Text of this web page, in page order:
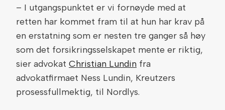
– I utgangspunktet er vi fornøyde med at
retten har kommet fram til at hun har krav på
en erstatning som er nesten tre ganger så høy
som det forsikringsselskapet mente er riktig,
sier advokat Christian Lundin fra
advokatfirmaet Ness Lundin, Kreutzers
prosessfullmektig, til Nordlys.